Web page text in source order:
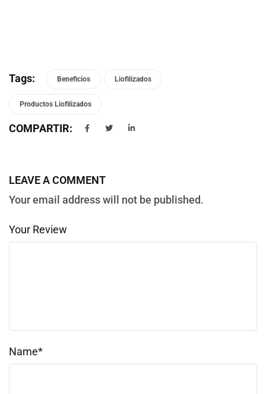
Tags: Beneficios Liofilizados
Productos Liofilizados
COMPARTIR:
LEAVE A COMMENT
Your email address will not be published.
Your Review
Name*